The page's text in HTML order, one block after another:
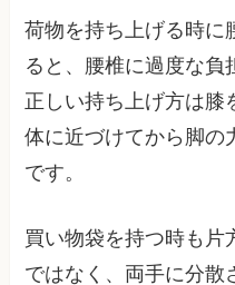
荷物を持ち上げる時に
ると、腰椎に過度な負
正しい持ち上げ方は膝
体に近づけてから脚の
です。
買い物袋を持つ時も片
ではなく、両手に分散